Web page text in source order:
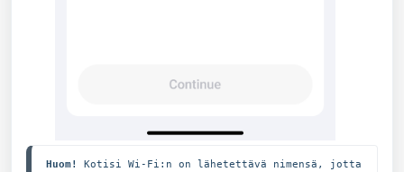
Huom!
Kotisi Wi-Fi:n on lähetettävä nimensä, jotta